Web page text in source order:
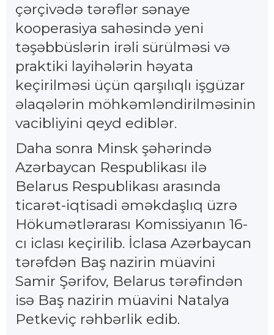
çərçivədə tərəflər sənaye
kooperasiya sahəsində yeni
təşəbbüslərin irəli sürülməsi və
praktiki layihələrin həyata
keçirilməsi üçün qarşılıqlı işgüzar
əlaqələrin möhkəmləndirilməsinin
vacibliyini qeyd ediblər.
Daha sonra Minsk şəhərində
Azərbaycan Respublikası ilə
Belarus Respublikası arasında
ticarət-iqtisadi əməkdaşlıq üzrə
Hökumətlərarası Komissiyanın 16-
cı iclası keçirilib. İclasa Azərbaycan
tərəfdən Baş nazirin müavini
Samir Şərifov, Belarus tərəfindən
isə Baş nazirin müavini Natalya
Petkeviç rəhbərlik edib.